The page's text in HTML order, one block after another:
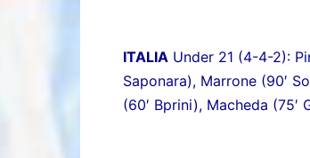
ITALIA Under 21 (4-4-2):
Saponara), Marrone (90′
(60′ Bprini), Macheda (75′